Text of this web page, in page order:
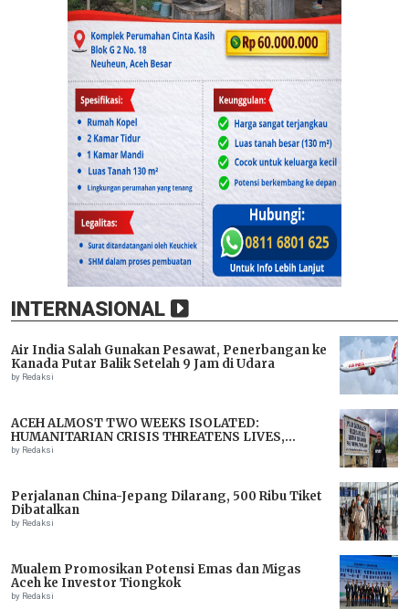
INTERNASIONAL
Air India Salah Gunakan Pesawat, Penerbangan ke
Kanada Putar Balik Setelah 9 Jam di Udara
by Redaksi
ACEH ALMOST TWO WEEKS ISOLATED:
HUMANITARIAN CRISIS THREATENS LIVES,
IMMEDIATE ASSISTANCE URGENTLY NEEDED
by Redaksi
Perjalanan China-Jepang Dilarang, 500 Ribu Tiket
Dibatalkan
by Redaksi
Mualem Promosikan Potensi Emas dan Migas
Aceh ke Investor Tiongkok
by Redaksi